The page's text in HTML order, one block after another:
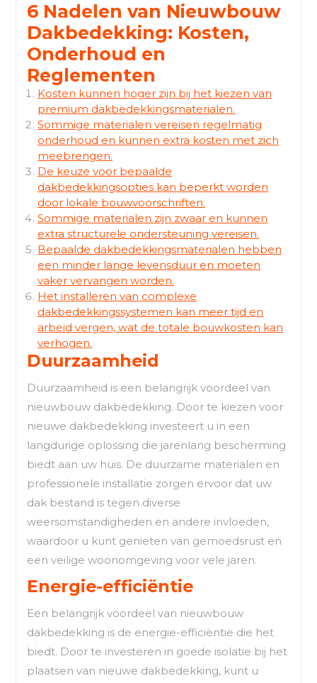
6 Nadelen van Nieuwbouw
Dakbedekking: Kosten,
Onderhoud en
Reglementen
Kosten kunnen hoger zijn bij het kiezen van
premium dakbedekkingsmaterialen.
Sommige materialen vereisen regelmatig
onderhoud en kunnen extra kosten met zich
meebrengen.
De keuze voor bepaalde
dakbedekkingsopties kan beperkt worden
door lokale bouwvoorschriften.
Sommige materialen zijn zwaar en kunnen
extra structurele ondersteuning vereisen.
Bepaalde dakbedekkingsmaterialen hebben
een minder lange levensduur en moeten
vaker vervangen worden.
Het installeren van complexe
dakbedekkingssystemen kan meer tijd en
arbeid vergen, wat de totale bouwkosten kan
verhogen.
Duurzaamheid
Duurzaamheid is een belangrijk voordeel van
nieuwbouw dakbedekking. Door te kiezen voor
nieuwe dakbedekking investeert u in een
langdurige oplossing die jarenlang bescherming
biedt aan uw huis. De duurzame materialen en
professionele installatie zorgen ervoor dat uw
dak bestand is tegen diverse
weersomstandigheden en andere invloeden,
waardoor u kunt genieten van gemoedsrust en
een veilige woonomgeving voor vele jaren.
Energie-efficiëntie
Een belangrijk voordeel van nieuwbouw
dakbedekking is de energie-efficiëntie die het
biedt. Door te investeren in goede isolatie bij het
plaatsen van nieuwe dakbedekking, kunt u